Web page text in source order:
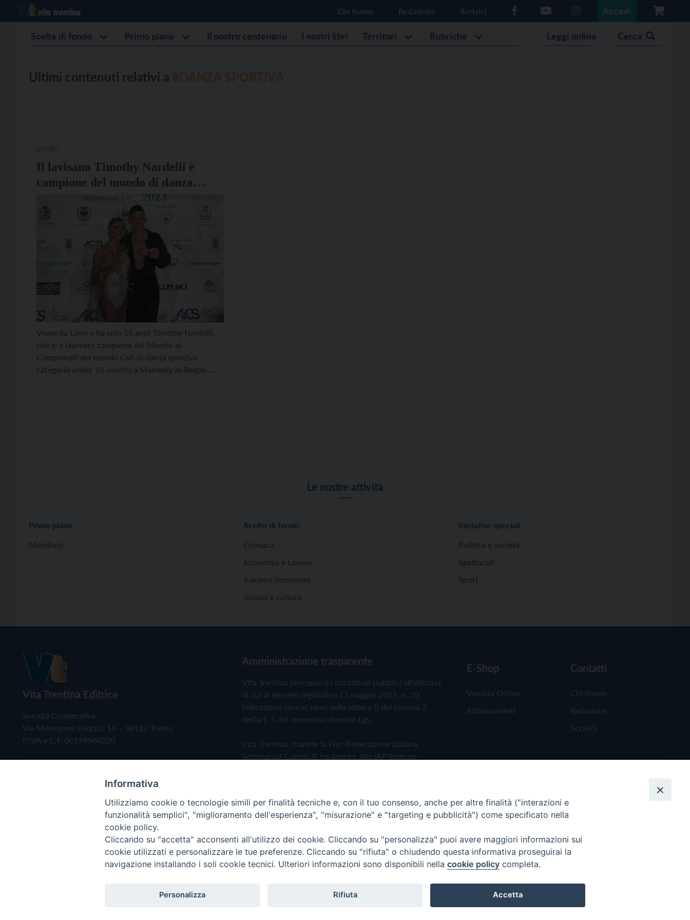
Chi Siamo Redazione Scrivici Accedi
Scelte di fondo Primo piano Il nostro centenario I nostri libri Territori Rubriche Leggi online Cerca
Ultimi contenuti relativi a
Il lavisano Timothy Nardelli è
campione del mondo di danza
Viene da Lavis e ha solo 15 anni Timothy Nardelli,
che si è laureato campione del Mondo ai
Campionati del mondo Csit di danza sportiva
categoria under 16 svoltisi a Malmedy in Belgio.
Le nostre attività
Primo piano
Meridiani
Scelte di fondo
Cronaca
Economia e Lavoro
Salute e benessere
Scuola e cultura
Iniziative speciali
Politica e società
Spettacoli
Sport
Vita Trentina Editrice
Società Cooperativa
Via Monsignor Endrici, 14 – 38122 Trento
P.IVA e C.F. 00199960220
Amministrazione trasparente
Vita Trentina percepisce i contributi pubblici all'editoria
di cui al decreto legislativo 15 maggio 2017, n. 70.
Indicazione resa ai sensi della lettera f) del comma 2
dell'art. 5 del medesimo decreto Lgs.
Vita Trentina, tramite la Fisc (Federazione Italiana
Settimanali Cattolici), ha aderito allo IAP (Istituto
Privacy Policy Cookie Policy
E-Shop
Vendita Online
Abbonamenti
Contatti
Chi Siamo
Redazione
Scrivici
Copyright © 2019 - Tutti i diritti riservati - Vita Trentina Editrice
Informativa
Utilizziamo cookie o tecnologie simili per finalità tecniche e, con il tuo consenso, anche per altre finalità ("interazioni e
funzionalità semplici", "miglioramento dell'esperienza", "misurazione" e "targeting e pubblicità") come specificato nella
cookie policy.
Cliccando su "accetta" acconsenti all'utilizzo dei cookie. Cliccando su "personalizza" puoi avere maggiori informazioni sui
cookie utilizzati e personalizzare le tue preferenze. Cliccando su "rifiuta" o chiudendo questa informativa proseguirai la
navigazione installando i soli cookie tecnici. Ulteriori informazioni sono disponibili nella cookie policy completa.
Personalizza Rifiuta Accetta